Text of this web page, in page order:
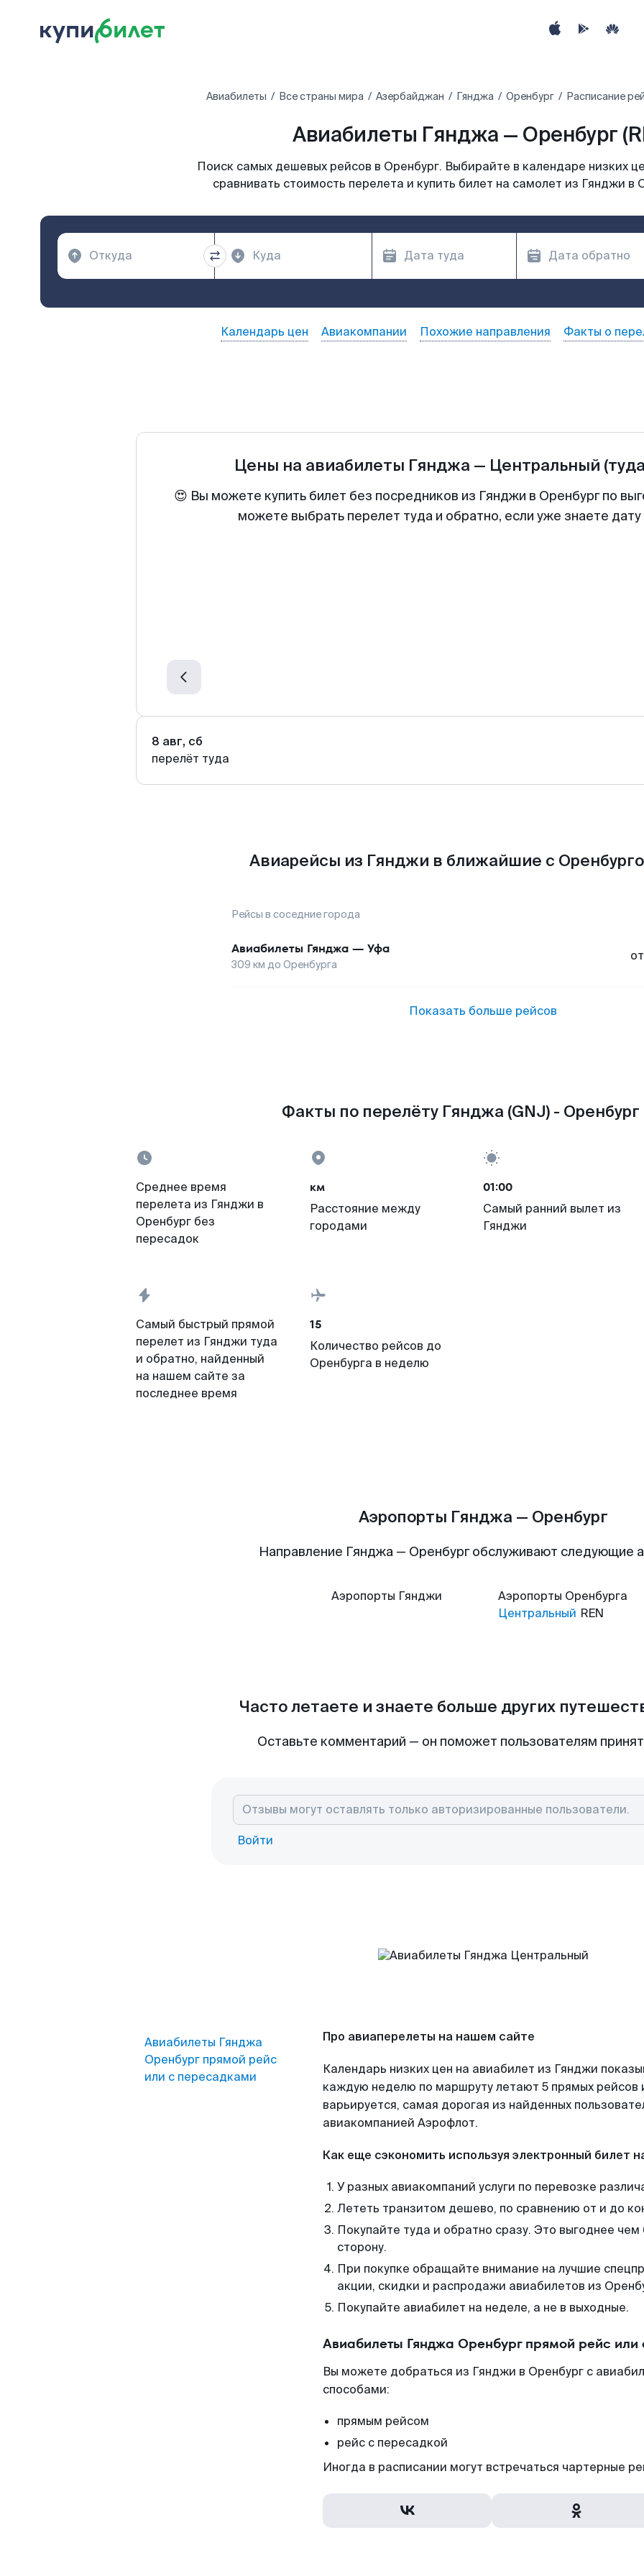
Авиабилеты Все страны мира Азербайджан Гянджа Оренбург Расписание
Авиабилеты Гянджа — Оренбург
Поиск самых дешевых рейсов в Оренбург. Выбирайте в календаре низких
сравнивать стоимость перелета и купить билет на самолет из Гянджи в
Календарь цен Авиакомпании Похожие направления Факты о
Цены на авиабилеты Гянджа — Центральный
😍 Вы можете купить билет без посредников из Гянджи в Оренбург по
можете выбрать перелет туда и обратно, если уже знаете
8 авг, сб
перелёт туда
Авиарейсы из Гянджи в ближайшие с
Рейсы в соседние города
Авиабилеты Гянджа — Уфа
309 км до Оренбурга
от
Показать больше рейсов
Факты по перелёту Гянджа (GNJ) - Оренбург
Среднее время
перелета из Гянджи в
Оренбург без
пересадок
км
Расстояние между
городами
01:00
Самый ранний вылет из
Гянджи
Самый быстрый прямой
перелет из Гянджи туда
и обратно, найденный
на нашем сайте за
последнее время
15
Количество рейсов до
Оренбурга в неделю
Аэропорты Гянджа — Оренбург
Направление Гянджа — Оренбург обслуживают следующие
Аэропорты Гянджи Аэропорты Оренбурга
Центральный REN
Часто летаете и знаете больше других
Оставьте комментарий — он поможет пользователям
Войти
Авиабилеты Гянджа
Оренбург прямой рейс
или с пересадками
Про авиаперелеты на нашем сайте
Календарь низких цен на авиабилет из Гянджи
каждую неделю по маршруту летают 5 прямых рейсов
варьируется, самая дорогая из найденных
авиакомпанией Аэрофлот.
Как еще сэкономить используя электронный билет
У разных авиакомпаний услуги по перевозке
Лететь транзитом дешево, по сравнению от и до
Покупайте туда и обратно сразу. Это выгоднее
сторону.
При покупке обращайте внимание на лучшие
акции, скидки и распродажи авиабилетов из
Покупайте авиабилет на неделе, а не в выходные.
Авиабилеты Гянджа Оренбург прямой рейс
Вы можете добраться из Гянджи в Оренбург с
способами:
прямым рейсом
рейс с пересадкой
Иногда в расписании могут встречаться чартерные